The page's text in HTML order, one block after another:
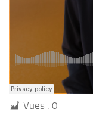
Vues : 0